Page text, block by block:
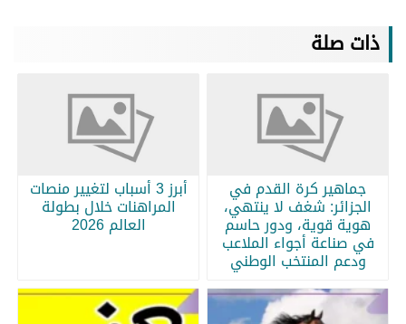
ذات صلة
جماهير كرة القدم في
الجزائر: شغف لا ينتهي،
هوية قوية، ودور حاسم
في صناعة أجواء الملاعب
ودعم المنتخب الوطني
أبرز 3 أسباب لتغيير منصات
المراهنات خلال بطولة
العالم 2026